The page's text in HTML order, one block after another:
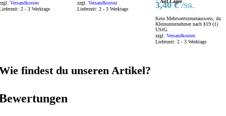
Versandkosten
2 - 3 Werktage
zzgl. Versandkosten
Lieferzeit: 2 - 3 Werktage
Auf Lager
3,40€ /Stk.
Kein Mehrwertsteuerausweis, da
Kleinunternehmer nach §19 (1)
UStG.
zzgl. Versandkosten
Lieferzeit: 2 - 3 Werktage
findest du unseren Artikel?